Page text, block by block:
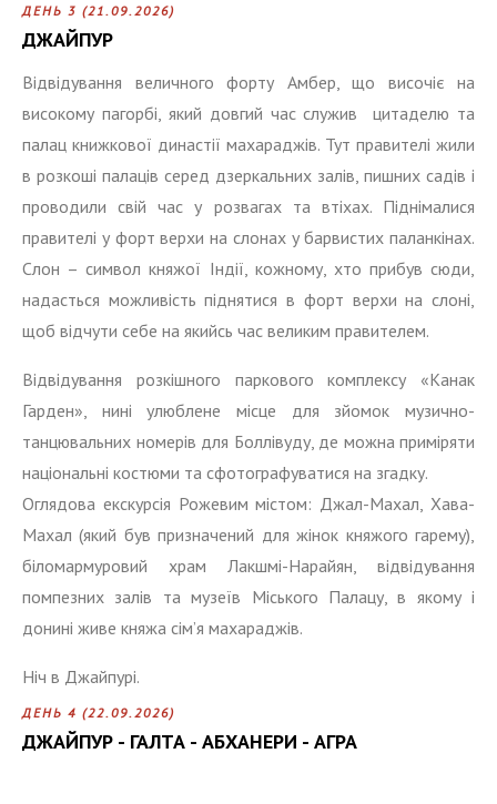
ДЕНЬ 3 (21.09.2026)
ДЖАЙПУР
Відвідування величного форту Амбер, що височіє на
високому пагорбі, який довгий час служив цитаделю та
палац книжкової династії махараджів. Тут правителі жили
в розкоші палаців серед дзеркальних залів, пишних садів і
проводили свій час у розвагах та втіхах. Піднімалися
правителі у форт верхи на слонах у барвистих паланкінах.
Слон – символ княжої Індії, кожному, хто прибув сюди,
надасться можливість піднятися в форт верхи на слоні,
щоб відчути себе на якийсь час великим правителем.
Відвідування розкішного паркового комплексу «Канак
Гарден», нині улюблене місце для зйомок музично-
танцювальних номерів для Боллівуду, де можна приміряти
національні костюми та сфотографуватися на згадку.
Оглядова екскурсія Рожевим містом: Джал-Махал, Хава-
Махал (який був призначений для жінок княжого гарему),
біломармуровий храм Лакшмі-Нарайян, відвідування
помпезних залів та музеїв Міського Палацу, в якому і
донині живе княжа сім’я махараджів.
Ніч в Джайпурі.
ДЕНЬ 4 (22.09.2026)
ДЖАЙПУР - ГАЛТА - АБХАНЕРИ - АГРА